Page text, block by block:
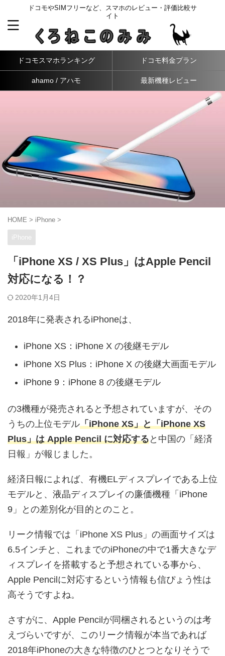
ドコモやSIMフリーなど、スマホのレビュー・評価比較サ
イト
ドコモスマホランキング ドコモ料金プラン
ahamo / アハモ 最新機種レビュー
HOME > iPhone >
iPhone
「iPhone XS / XS Plus」はApple Pencil
対応になる！？
2020年1月4日
2018年に発表されるiPhoneは、
iPhone XS：iPhone X の後継モデル
iPhone XS Plus：iPhone X の後継大画面モデル
iPhone 9：iPhone 8 の後継モデル
の3機種が発売されると予想されていますが、その
うちの上位モデル「iPhone XS」と「iPhone XS
Plus」は Apple Pencil に対応すると中国の「経済
日報」が報じました。
経済日報によれば、有機ELディスプレイである上位
モデルと、液晶ディスプレイの廉価機種「iPhone
9」との差別化が目的とのこと。
リーク情報では「iPhone XS Plus」の画面サイズは
6.5インチと、これまでのiPhoneの中で1番大きなデ
ィスプレイを搭載すると予想されている事から、
Apple Pencilに対応するという情報も信ぴょう性は
高そうですよね。
さすがに、Apple Pencilが同梱されるというのは考
えづらいですが、このリーク情報が本当であれば
2018年iPhoneの大きな特徴のひとつとなりそうで